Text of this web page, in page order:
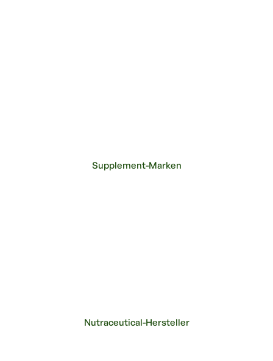
Supplement-Marken
Nutraceutical-Hersteller